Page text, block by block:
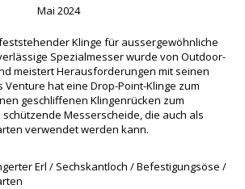
Mai 2024
Klinge für aussergewöhnliche
Spezialmesser wurde von Outdoor-
meistert Herausforderungen mit seinen
hat eine Drop-Point-Klinge zum
geschliffenen Klingenrücken zum
Messerscheide, die auch als
verwendet werden kann.
Erl / Sechskantloch / Befestigungsöse /